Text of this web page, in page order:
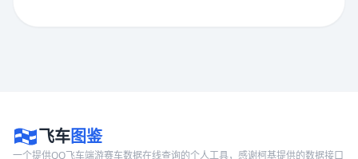
飞车图鉴
一个提供QQ飞车端游赛车数据在线查询的个人工具，感谢柯基提供的数据接口